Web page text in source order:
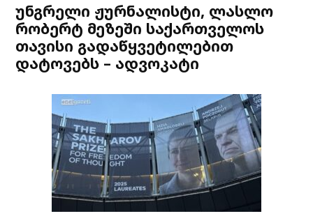
უნგრელი ჟურნალისტი, ლასლო
რობერტ მეზეში საქართველოს
თავისი გადაწყვეტილებით
დატოვებს – ადვოკატი